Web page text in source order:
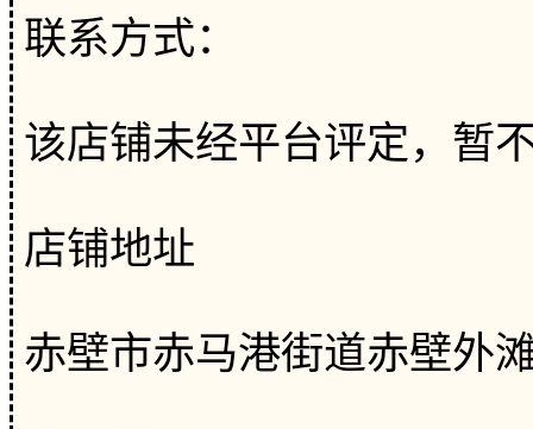
联系方式：
该店铺未经平台评定，暂
店铺地址
赤壁市赤马港街道赤壁外